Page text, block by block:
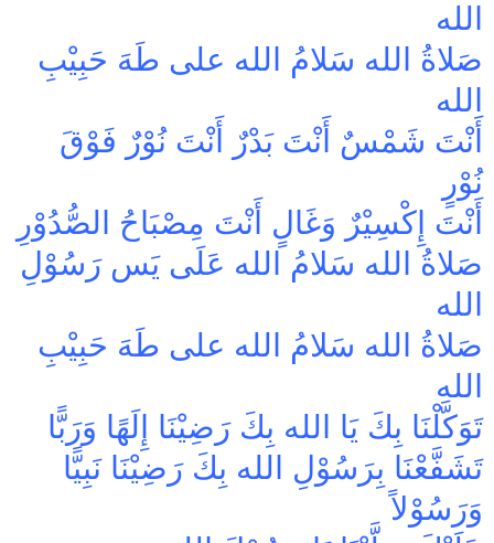
الله
صَلاةُ الله سَلامُ الله على طَهَ حَبِيْبِ
الله
أَنْتَ شَمْسٌ أَنْتَ بَدْرٌ أَنْتَ نُوْرٌ فَوْقَ
نُوْرٍ
أَنْتَ إِكْسِيْرٌ وَغَالٍ أَنْتَ مِصْبَاحُ الصُّدُوْرِ
صَلاةُ الله سَلامُ الله عَلَى يَس رَسُوْلِ
الله
صَلاةُ الله سَلامُ الله على طَهَ حَبِيْبِ
الله
تَوَكَّلْنَا بِكَ يَا الله بِكَ رَضِيْنَا إِلَهًا وَرَبًّا
تَشَفَّعْنَا بِرَسُوْلِ الله بِكَ رَضِيْنَا نَبِيًّا
وَرَسُوْلاً